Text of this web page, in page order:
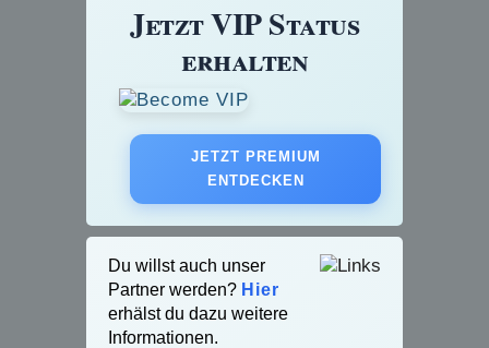
Jetzt VIP Status
erhalten
JETZT PREMIUM
ENTDECKEN
Du willst auch unser
Partner werden? Hier
erhälst du dazu weitere
Informationen.